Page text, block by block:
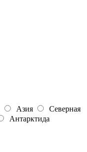
Азия
Северная
Антарктида